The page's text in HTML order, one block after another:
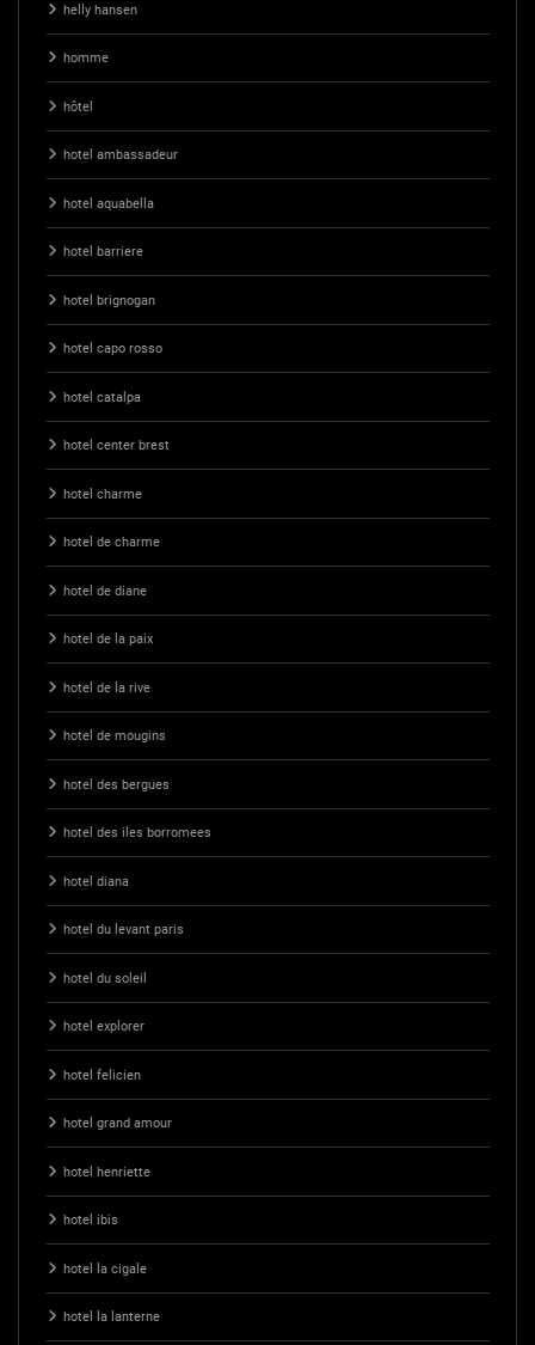
helly hansen
homme
hôtel
hotel ambassadeur
hotel aquabella
hotel barriere
hotel brignogan
hotel capo rosso
hotel catalpa
hotel center brest
hotel charme
hotel de charme
hotel de diane
hotel de la paix
hotel de la rive
hotel de mougins
hotel des bergues
hotel des iles borromees
hotel diana
hotel du levant paris
hotel du soleil
hotel explorer
hotel felicien
hotel grand amour
hotel henriette
hotel ibis
hotel la cigale
hotel la lanterne